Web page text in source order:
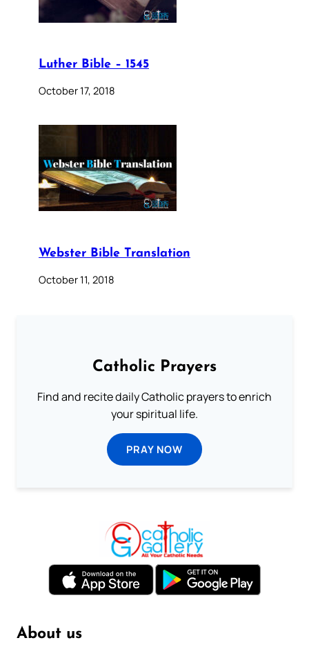
Luther Bible – 1545
October 17, 2018
Webster Bible Translation
October 11, 2018
Catholic Prayers
Find and recite daily Catholic prayers to enrich
your spiritual life.
PRAY NOW
About us